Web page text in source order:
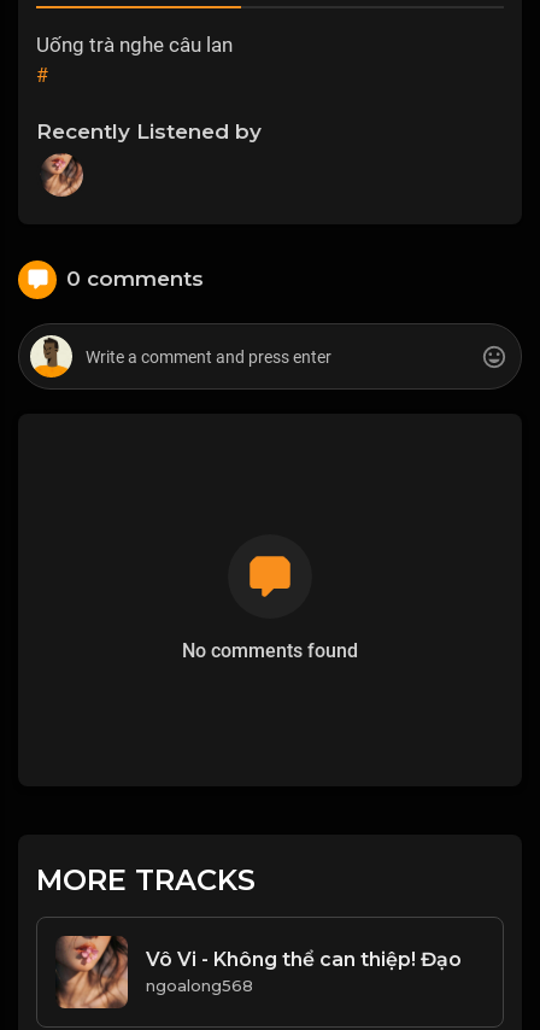
Uống trà nghe câu lan
#
Recently Listened by
0 comments
No comments found
MORE TRACKS
Vô Vi - Không thể can thiệp! Đạo
ngoalong568